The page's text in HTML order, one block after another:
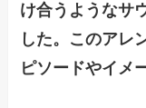
け合うようなサ
した。このアレ
ピソードやイメ